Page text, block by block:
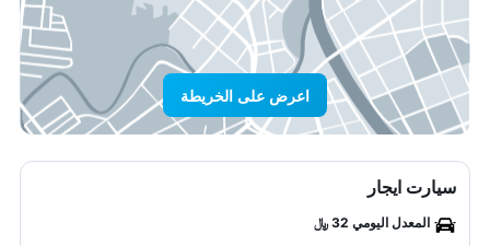
اعرض على الخريطة
سيارت ايجار
المعدل اليومي 32 ﷼